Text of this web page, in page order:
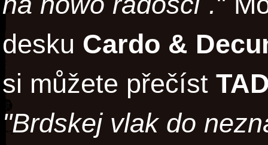
desku Cardo &
si můžete přečíst
"Brdskej vlak do